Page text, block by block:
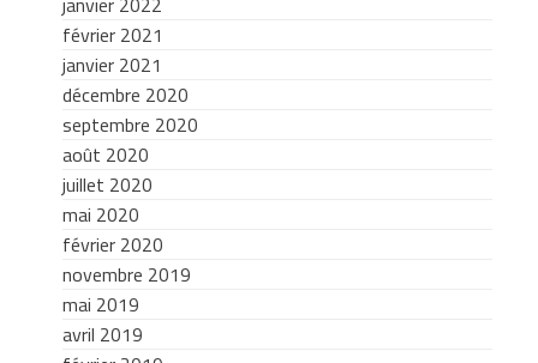
février 2021
janvier 2021
décembre 2020
septembre 2020
août 2020
juillet 2020
mai 2020
février 2020
novembre 2019
mai 2019
avril 2019